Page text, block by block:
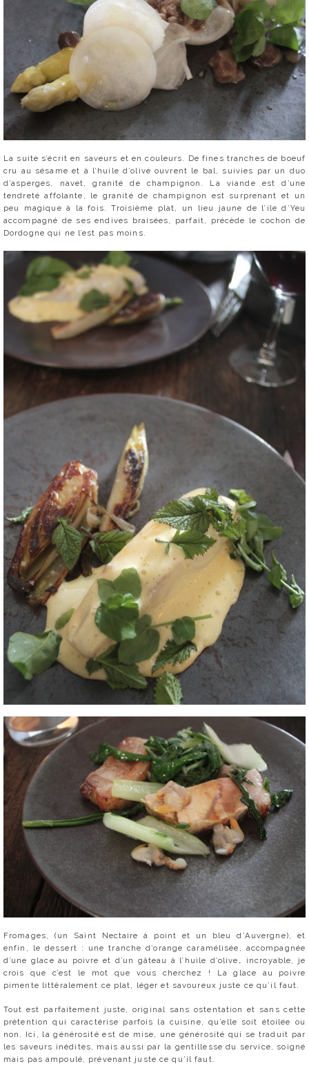
La suite s’écrit en saveurs et en couleurs. De fines tranches de boeuf
cru au sésame et à l’huile d’olive ouvrent le bal, suivies par un duo
d’asperges, navet, granité de champignon. La viande est d’une
tendreté affolante, le granité de champignon est surprenant et un
peu magique à la fois. Troisième plat, un lieu jaune de l’ile d’Yeu
accompagné de ses endives braisées, parfait, précède le cochon de
Dordogne qui ne l’est pas moins.
Fromages, (un Saint Nectaire à point et un bleu d’Auvergne), et
enfin, le dessert : une tranche d’orange caramélisée, accompagnée
d’une glace au poivre et d’un gâteau à l’huile d’olive… incroyable, je
crois que c’est le mot que vous cherchez ! La glace au poivre
pimente littéralement ce plat, léger et savoureux juste ce qu’il faut.
Tout est parfaitement juste, original sans ostentation et sans cette
prétention qui caractérise parfois la cuisine, qu’elle soit étoilée ou
non. Ici, la générosité est de mise, une générosité qui se traduit par
les saveurs inédites, mais aussi par la gentillesse du service, soigné
mais pas ampoulé, prévenant juste ce qu’il faut.